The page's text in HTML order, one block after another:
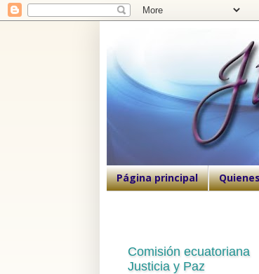
Página principal
Comisión ecuatoriana
Justicia y Paz